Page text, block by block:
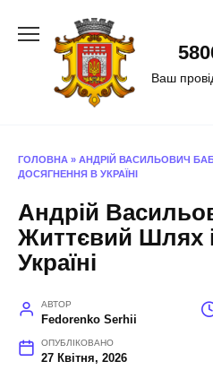
Ваш
ГОЛОВНА » АНДРІЙ ВАСИЛЬОВИЧ
ДОСЯГНЕННЯ В УКРАЇНІ
Андрій
Життєвий Шлях
Україні
АВТОР
Fedorenko Serhii
ОПУБЛІКОВАНО
27 Квітня, 2026